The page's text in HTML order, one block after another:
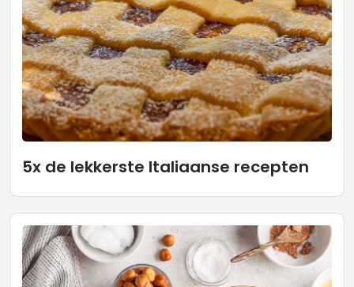
5x de lekkerste Italiaanse recepten